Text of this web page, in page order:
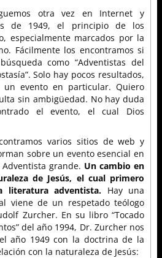
otra vez en Internet y
de 1949, el principio de los
especialmente marcados por la
Fácilmente los encontramos si
como “Adventistas del
Solo hay pocos resultados,
un evento en particular. Quiero
sin ambigüedad. No hay duda
el evento, el cual Dios
varios sitios de web y
sobre un evento esencial en
grande. Un cambio en
de Jesús, el cual primero
literatura adventista. Hay una
viene de un respetado teólogo
Zurcher. En su libro “Tocado
del año 1994, Dr. Zurcher nos
año 1949 con la doctrina de la
con la naturaleza de Jesús: